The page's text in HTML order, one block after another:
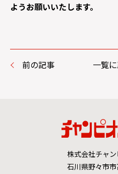
ようお願いいたします。
前の記事 一覧
株式会社チャ
石川県野々市